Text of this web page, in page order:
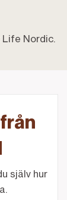
Nordic.
själv hur